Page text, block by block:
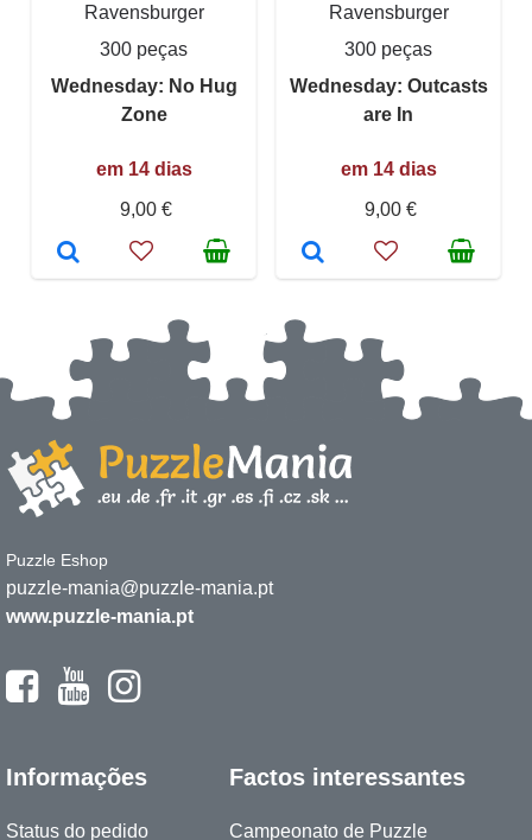
Ravensburger
300 peças
Wednesday: No Hug
Zone
em 14 dias
9,00 €
Ravensburger
300 peças
Wednesday: Outcasts
are In
em 14 dias
9,00 €
Puzzle Eshop
puzzle-mania@puzzle-mania.pt
www.puzzle-mania.pt
Informações
Status do pedido
Factos interessantes
Campeonato de Puzzle